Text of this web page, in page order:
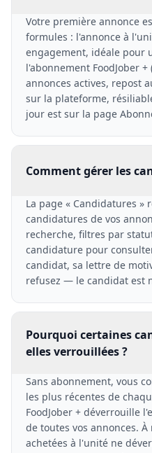
Votre première annonce
formules : l'annonce à
engagement, idéale pour
l'abonnement FoodJober
annonces actives, repost
sur la plateforme,
jour est sur la page
Comment gérer les
La page « Candidatures »
candidatures de vos
recherche, filtres par
candidature pour
candidat, sa lettre de
refusez — le candidat est
Pourquoi certaines
elles verrouillées ?
Sans abonnement, vous
les plus récentes de
FoodJober + déverrouille
de toutes vos annonces.
achetées à l'unité ne